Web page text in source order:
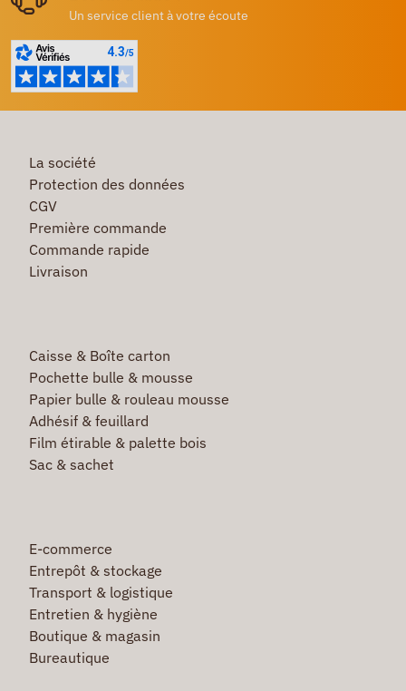
Un service client à votre écoute
La société
Protection des données
CGV
Première commande
Commande rapide
Livraison
Caisse & Boîte carton
Pochette bulle & mousse
Papier bulle & rouleau mousse
Adhésif & feuillard
Film étirable & palette bois
Sac & sachet
E-commerce
Entrepôt & stockage
Transport & logistique
Entretien & hygiène
Boutique & magasin
Bureautique